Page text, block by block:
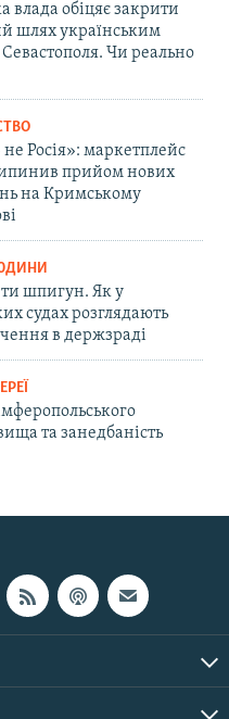
влада обіцяє закрити
шлях українським
Чи реально
Росія»: маркетплейс
прийом нових
на Кримському
ти шпигун. Як у
судах розглядають
в держзраді
та занедбаність